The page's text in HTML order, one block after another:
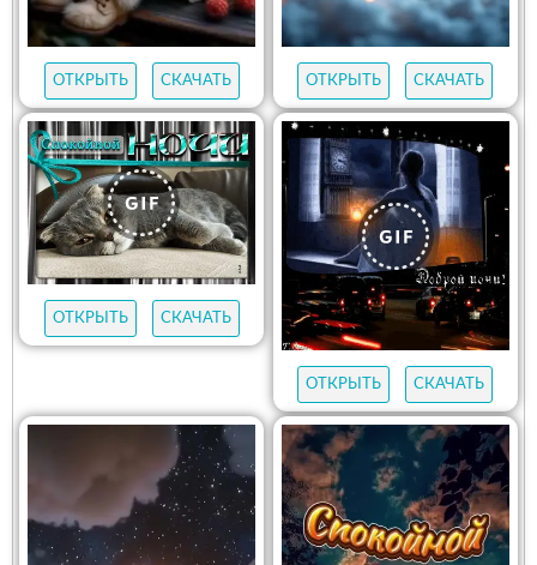
ОТКРЫТЬ СКАЧАТЬ ОТКРЫТЬ СКАЧАТЬ
ОТКРЫТЬ СКАЧАТЬ
ОТКРЫТЬ СКАЧАТЬ